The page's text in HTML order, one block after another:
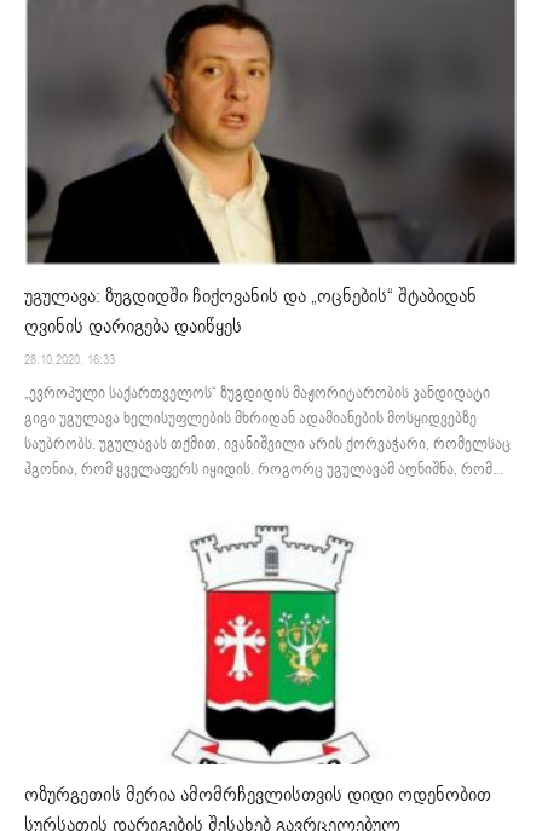
უგულავა: ზუგდიდში ჩიქოვანის და „ოცნების“ შტაბიდან
ღვინის დარიგება დაიწყეს
28.10.2020. 16:33
„ევროპული საქართველოს“ ზუგდიდის მაჟორიტარობის კანდიდატი
გიგი უგულავა ხელისუფლების მხრიდან ადამიანების მოსყიდვებზე
საუბრობს. უგულავას თქმით, ივანიშვილი არის ქორვაჭარი, რომელსაც
ჰგონია, რომ ყველაფერს იყიდის. როგორც უგულავამ აღნიშნა, რომ...
ოზურგეთის მერია ამომრჩევლისთვის დიდი ოდენობით
სურსათის დარიგების შესახებ გავრცელებულ